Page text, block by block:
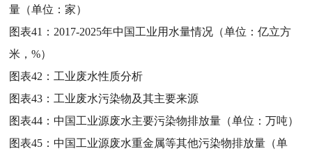
量（单位：家）
图表41： 2017-2025年中国工业用水量情况（单位：亿立方
米，%）
图表42： 工业废水性质分析
图表43： 工业废水污染物及其主要来源
图表44：中国工业源废水主要污染物排放量（单位：万吨）
图表45：中国工业源废水重金属等其他污染物排放量（单